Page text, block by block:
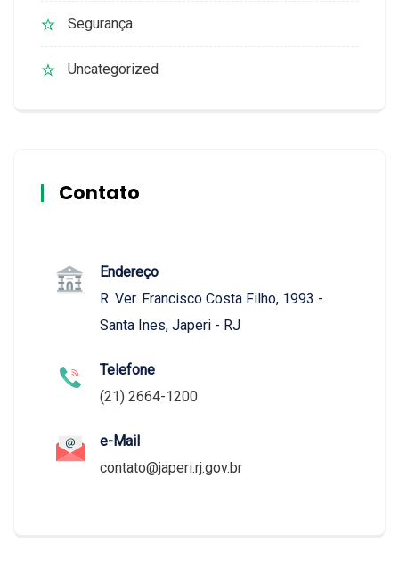
Segurança
Uncategorized
Contato
Endereço
R. Ver. Francisco Costa Filho, 1993 -
Santa Ines, Japeri - RJ
Telefone
(21) 2664-1200
e-Mail
contato@japeri.rj.gov.br